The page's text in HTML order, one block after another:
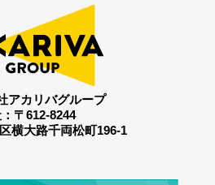
アカリバグループ
〒612-8244
横大路千両松町196-1